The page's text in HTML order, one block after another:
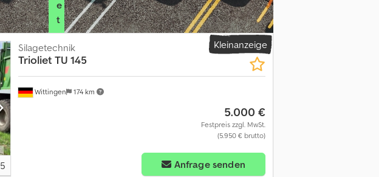
e
t
a
u
s
w
ä
Kleinanzeige
5
Wittingen 174 km
Silagetechnik
Trioliet TU 145
5.000 €
Festpreis zzgl. MwSt.
(5.950 € brutto)
Anfrage senden